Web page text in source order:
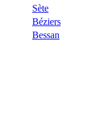
Sète
Béziers
Bessan